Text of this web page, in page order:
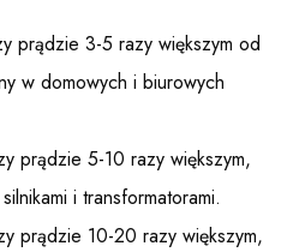
prądzie 3-5 razy większym od
w domowych i biurowych
prądzie 5-10 razy większym,
i transformatorami.
prądzie 10-20 razy większym,